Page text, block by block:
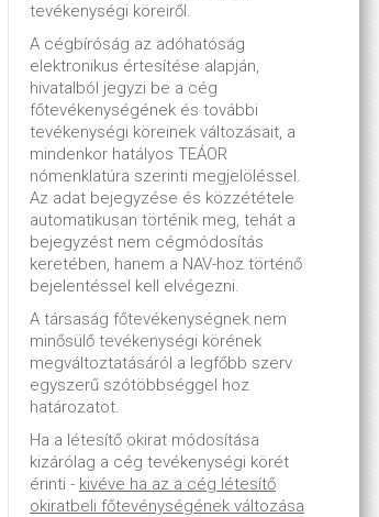
tevékenységi köreiről.
A cégbíróság az adóhatóság
elektronikus értesítése alapján,
hivatalból jegyzi be a cég
főtevékenységének és további
tevékenységi köreinek változásait, a
mindenkor hatályos TEÁOR
nómenklatúra szerinti megjelöléssel.
Az adat bejegyzése és közzététele
automatikusan történik meg, tehát a
bejegyzést nem cégmódosítás
keretében, hanem a NAV-hoz történő
bejelentéssel kell elvégezni.
A társaság főtevékenységnek nem
minősülő tevékenységi körének
megváltoztatásáról a legfőbb szerv
egyszerű szótöbbséggel hoz
határozatot.
Ha a létesítő okirat módosítása
kizárólag a cég tevékenységi körét
érinti - kivéve ha az a cég létesítő
okiratbeli főtevénységének változása